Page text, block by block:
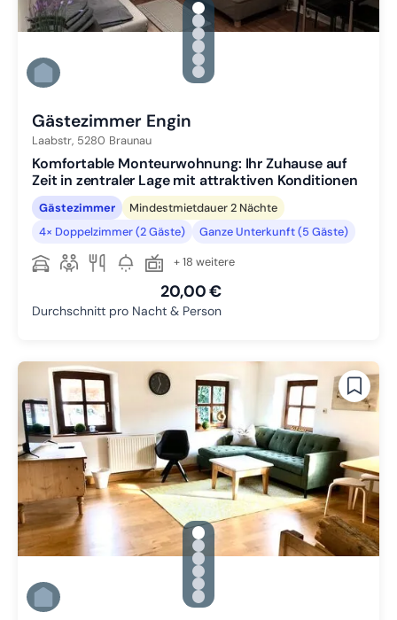
gallery.slide_selector
Zu Slide 1 wechseln
Zu Slide 2 wechseln
Zu Slide 3 wechseln
Zu Slide 4 wechseln
Zu Slide 5 wechseln
Zu Slide 6 wechseln
Gästezimmer Engin
Laabstr, 5280 Braunau
Komfortable Monteurwohnung: Ihr Zuhause auf
Zeit in zentraler Lage mit attraktiven Konditionen
Gästezimmer
Mindestmietdauer 2 Nächte
4× Doppelzimmer (2 Gäste)
Ganze Unterkunft (5 Gäste)
+ 18 weitere
20,00 €
Durchschnitt pro Nacht & Person
gallery.slide_selector
Zu Slide 1 wechseln
Zu Slide 2 wechseln
Zu Slide 3 wechseln
Zu Slide 4 wechseln
Zu Slide 5 wechseln
Zu Slide 6 wechseln